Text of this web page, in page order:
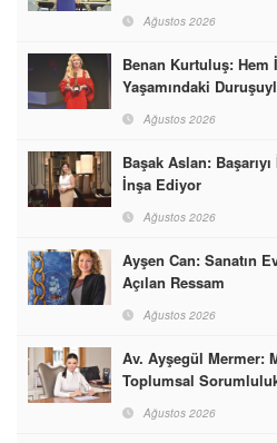
Ağustos 2026
Benan Kurtuluş: Hem
Yaşamındaki
Ağustos 2026
Başak Aslan:
İnşa Ediyor
Ağustos 2026
Ayşen Can: Sanatın
Açılan Ressam
Ağustos 2026
Av. Ayşegül Mermer:
Toplumsal
Ağustos 2026